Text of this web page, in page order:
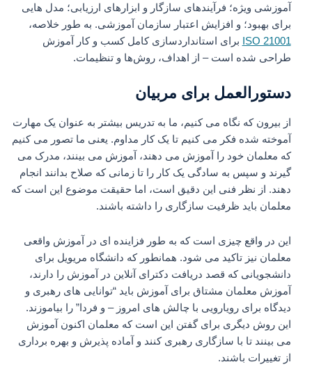
آموزشی ویژه؛ فرآیندهای سازگار و ابزارهای ارزیابی؛ مدل هایی
برای بهبود؛ و افزایش اعتبار سازمان آموزشی. به طور خلاصه،
ISO 21001برای استانداردسازی کامل کسب و کار آموزش
طراحی شده است – از اهداف، روش‌ها و تنظیمات.
دستورالعمل برای مربیان
از بیرون که نگاه می کنیم، ما به تدریس بیشتر به عنوان یک مهارت
آموخته شده فکر می کنیم تا یک کار مداوم. یعنی ما تصور می کنیم
که معلمان خود را آموزش می دهند، آموزش می بینند، مدرک می
گیرند و سپس به سادگی یک کار را تا زمانی که صلاح بدانند انجام
دهند. از نظر فنی این دقیق است، اما حقیقت موضوع این است که
معلمان باید ظرفیت سازگاری را داشته باشند.
این در واقع چیزی است که به طور فزاینده ای در آموزش واقعی
معلمان نیز تاکید می شود. همانطور که دانشگاه مریویل برای
دانشجویانی که قصد دریافت دکترای آنلاین در آموزش را دارند،
آموزش معلمان مشتاق برای آموزش باید “توانایی های رهبری و
دیدگاه برای رویارویی با چالش های امروز – و فردا” را بیاموزند.
این روش دیگری برای گفتن این است که معلمان اکنون آموزش
می بینند تا با سازگاری رهبری کنند و آماده پذیرش و بهره برداری
از تغییرات باشند.